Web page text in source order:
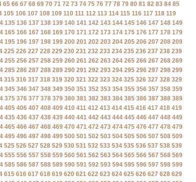
65 66 67 68 69 70 71 72 73 74 75 76 77 78 79 80 81 82 83 84 85
105 106 107 108 109 110 111 112 113 114 115 116 117 118 119
135 136 137 138 139 140 141 142 143 144 145 146 147 148 149
165 166 167 168 169 170 171 172 173 174 175 176 177 178 179
195 196 197 198 199 200 201 202 203 204 205 206 207 208 209
225 226 227 228 229 230 231 232 233 234 235 236 237 238 239
255 256 257 258 259 260 261 262 263 264 265 266 267 268 269
285 286 287 288 289 290 291 292 293 294 295 296 297 298 299
315 316 317 318 319 320 321 322 323 324 325 326 327 328 329
345 346 347 348 349 350 351 352 353 354 355 356 357 358 359
375 376 377 378 379 380 381 382 383 384 385 386 387 388 389
405 406 407 408 409 410 411 412 413 414 415 416 417 418 419
435 436 437 438 439 440 441 442 443 444 445 446 447 448 449
465 466 467 468 469 470 471 472 473 474 475 476 477 478 479
495 496 497 498 499 500 501 502 503 504 505 506 507 508 509
525 526 527 528 529 530 531 532 533 534 535 536 537 538 539
555 556 557 558 559 560 561 562 563 564 565 566 567 568 569
585 586 587 588 589 590 591 592 593 594 595 596 597 598 599
615 616 617 618 619 620 621 622 623 624 625 626 627 628 629